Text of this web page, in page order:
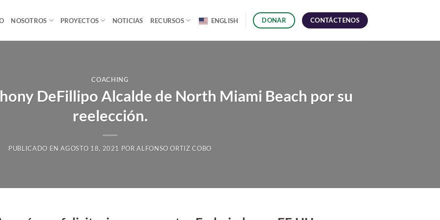
NOSOTROS PROYECTOS NOTICIAS RECURSOS ENGLISH DONAR CONTÁCTENOS
COACHING
DeFillipo Alcalde de North Miami Beach por su
reelección.
PUBLICADO ENAGOSTO 18, 2021 PORALFONSO ORTIZ COBO